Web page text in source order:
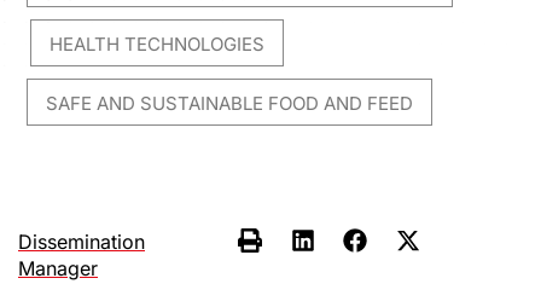
HEALTH TECHNOLOGIES
SAFE AND SUSTAINABLE FOOD AND FEED
Dissemination
Manager